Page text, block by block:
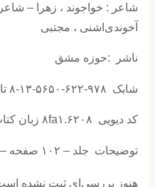
شاعر : خواجوند ، زهرا –
آخوندی‌اشنی ، مجتبی
ناشر :حوزه مشق
شابک ۹۷۸-۶۲۲-۵۶۵۰-۱۳-۸ تاریخ نشر ۱۴۰۰۱۰۲۵
کد دیویی ۸fa۱.۶۲۰۸ زبان کتاب فارسی
توضیحات جلد – ۱۰۲ صفحه – تالیف – چاپ ۱
هنوز بررسی‌ای ثبت نشده